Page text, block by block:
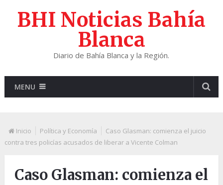
BHI Noticias Bahía
Blanca
Diario de Bahía Blanca y la Región.
MENU
Inicio Política y Economía
Caso Glasman: comienza el juicio
contra tres policías acusados de liberar a Vicente Colman
Caso Glasman: comienza el